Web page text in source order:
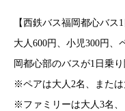
【西鉄バス福岡都心バス
大人600円、小児300円、
岡都心部のバスが1日乗り
※ペアは大人2名、または
※ファミリーは大人3名